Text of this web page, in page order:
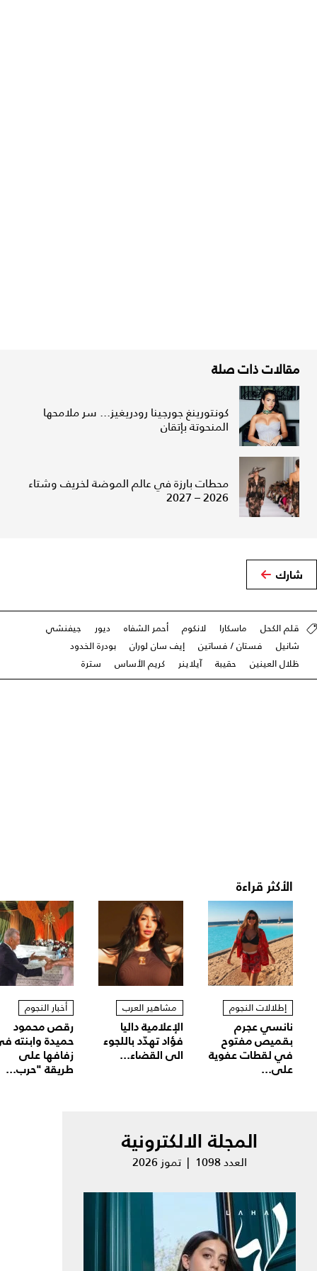
مقالات ذات صلة
كونتورينغ جورجينا رودريغيز... سر ملامحها
المنحوتة بإتقان
محطات بارزة في عالم الموضة لخريف وشتاء
2026 – 2027
شارك
قلم الكحل ماسكارا لانكوم أحمر الشفاه ديور
جيفنشي
شانيل
فستان / فساتين إيف سان لوران
بودرة الخدود
ظلال العينين
حقيبة آيلاينر كريم الأساس سترة
الأكثر قراءة
إطلالات النجوم
نانسي عجرم
بقميص مفتوح
في لقطات عفوية
على...
مشاهير العرب
الإعلامية داليا
فؤاد تهدّد باللجوء
الى القضاء...
أخبار النجوم
رقص محمود
حميدة وابنته
زفافها على
طريقة "حرب...
المجلة الالكترونية
العدد 1098 | تموز 2026